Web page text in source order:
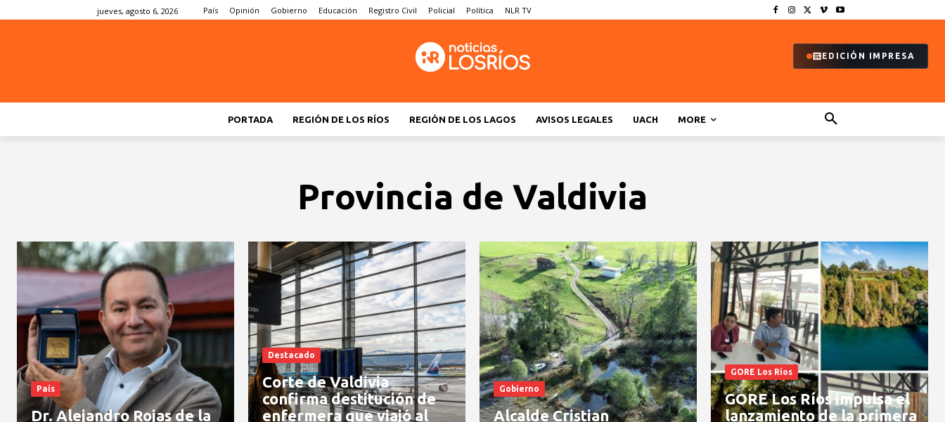
jueves, agosto 6, 2026 País Opinión Gobierno Educación Registro Civil Policial Política NLR TV
EDICIÓN IMPRESA
PORTADA REGIÓN DE LOS RÍOS REGIÓN DE LOS LAGOS AVISOS LEGALES UACH MORE
Provincia de Valdivia
País
Dr. Alejandro Rojas de la
Destacado
Corte de Valdivia
confirma destitución de
enfermera que viajó al
Gobierno
Alcalde Cristian
GORE Los Ríos
GORE Los Ríos impulsa el
lanzamiento de la primera